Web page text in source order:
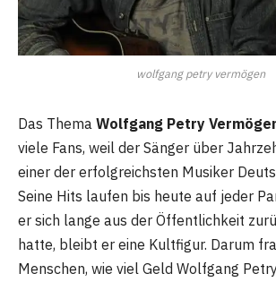
wolfgang petry vermögen
Das Thema Wolfgang Petry
viele Fans, weil der Sänger über
einer der erfolgreichsten Musiker
Seine Hits laufen bis heute auf jeder
er sich lange aus der Öffentlichkeit
hatte, bleibt er eine Kultfigur. Darum
Menschen, wie viel Geld Wolfgang